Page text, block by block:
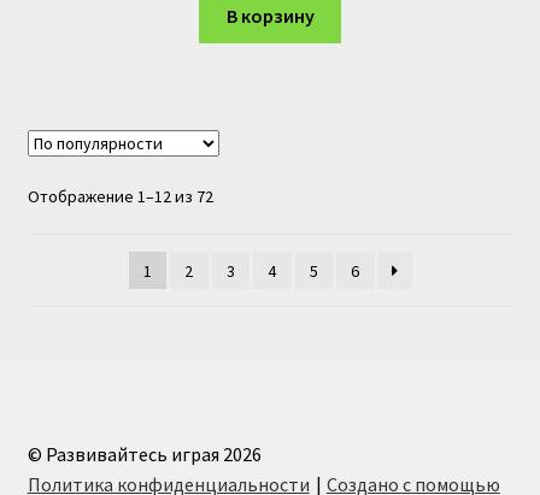
составляла
₴ 285.00.
В корзину
Отображение 1–12 из 72Сортировка:
1
2 3 4 5 6
© Развивайтесь играя 2026
Политика конфиденциальности
Создано с помощью